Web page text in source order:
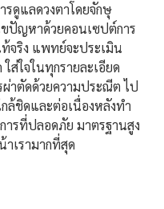
รดูแลดวงตาโดยจักษุ
ปัญหาด้วยคอนเซปต์การ
จริง แพทย์จะประเมิน
ส่ใจในทุกรายละเอียด
าตัดด้วยความประณีต ไป
ล้ชิดและต่อเนื่องหลังทำ
ารที่ปลอดภัย มาตรฐานสูง
เรามากที่สุด